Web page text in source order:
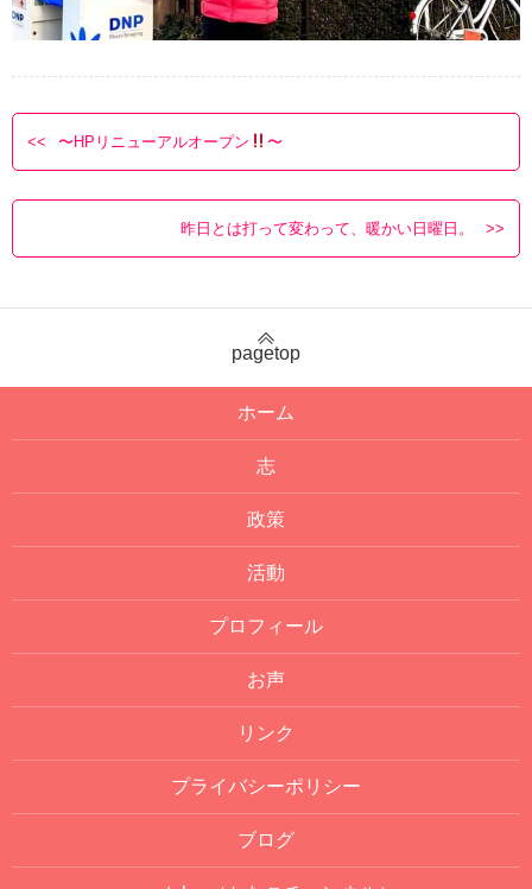
〜HPリニューアルオープン 〜
昨日とは打って変わって、暖かい日曜日。
pagetop
ホーム
志
政策
活動
プロフィール
お声
リンク
プライバシーポリシー
ブログ